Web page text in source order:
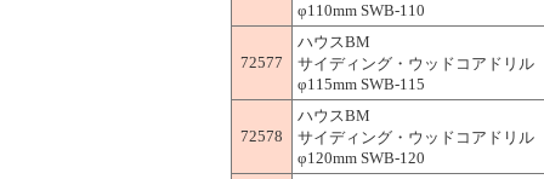
φ110mm SWB-110
72577
ハウスBM
サイディング・ウッドコアドリ
φ115mm SWB-115
72578
ハウスBM
サイディング・ウッドコアドリ
φ120mm SWB-120